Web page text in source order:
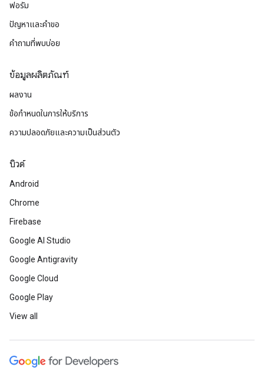
ฟอรัม
ปัญหาและคําขอ
คำถามที่พบบ่อย
ข้อมูลผลิตภัณฑ์
ผลงาน
ข้อกำหนดในการให้บริการ
ความปลอดภัยและความเป็นส่วนตัว
บิวด์
Android
Chrome
Firebase
Google AI Studio
Google Antigravity
Google Cloud
Google Play
View all